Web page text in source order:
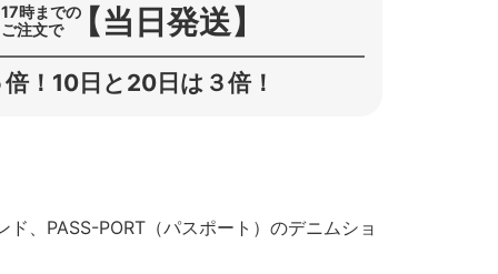
17時までの
ご注文で 【当日発送】
！10日と20日は３倍！
、PASS-PORT（パスポート）のデニムショ